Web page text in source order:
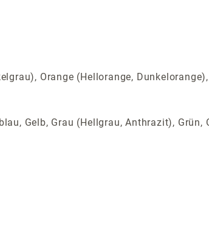
Orange (Hellorange,
Gelb, Grau (Hellgrau, Anthrazit), Grün,